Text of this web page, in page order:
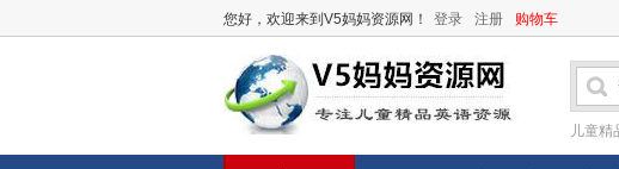
您好，欢迎来到V5妈妈资源网！ 登录 注册 购物车
儿童精